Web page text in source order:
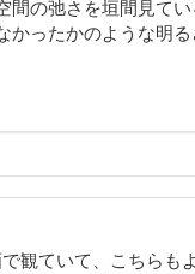
間の弛さを垣間見て
かったかのような明
観ていて、こちらも